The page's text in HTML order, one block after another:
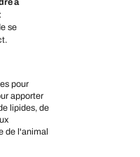
se
pour
apporter
lipides, de
de l'animal